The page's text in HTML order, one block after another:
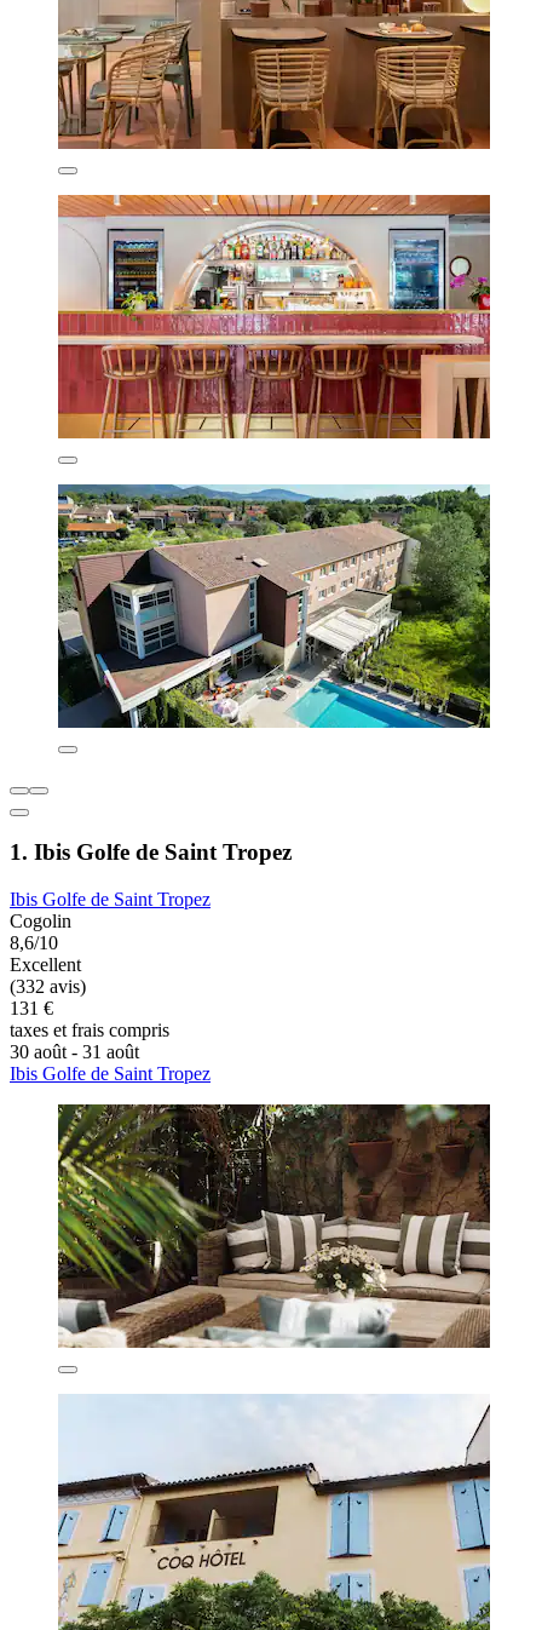
1. Ibis Golfe de Saint Tropez
Ibis Golfe de Saint Tropez
Cogolin
8,6/10
Excellent
(332 avis)
131 €
taxes et frais compris
30 août - 31 août
Ibis Golfe de Saint Tropez